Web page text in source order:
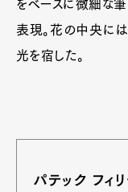
をベースに微細な
表現。花の中央に
光を宿した。
パテック フィ